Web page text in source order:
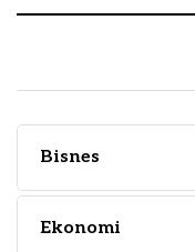
Bisnes
Ekonomi